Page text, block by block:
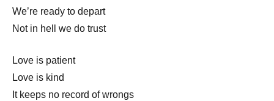
We’re ready to depart
Not in hell we do trust
Love is patient
Love is kind
It keeps no record of wrongs